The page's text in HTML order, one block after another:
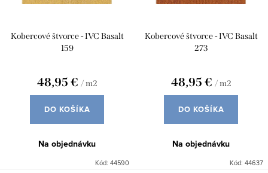
k
d
Kobercové štvorce - IVC Basalt
159
48,95 € / m2
DO KOŠÍKA
Na objednávku
Kód: 44590
Kobercové štvorce - IVC Basalt
273
48,95 € / m2
DO KOŠÍKA
Na objednávku
Kód: 44637